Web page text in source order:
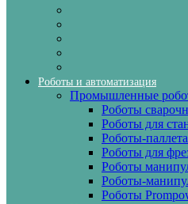
Роботы и автоматизация
Промышленные
Роботы
Роботы для
Роботы-
Роботы для
Роботы
Роботы-
Роботы